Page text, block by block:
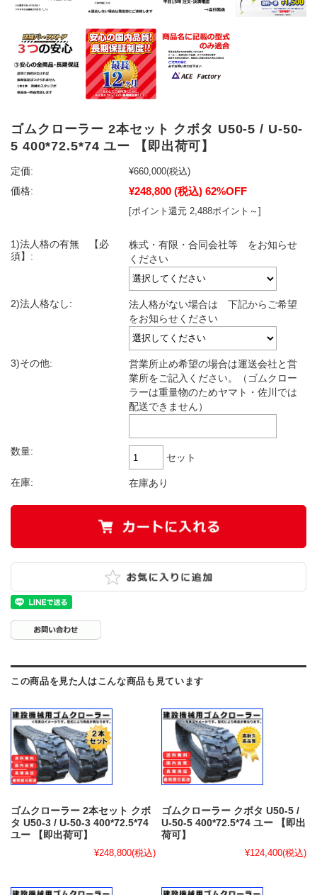
ゴムクローラー 2本セット クボタ U50-5 / U-50-
5 400*72.5*74 ユー 【即出荷可】
定価: ¥660,000(税込)
価格:
¥248,800 (税込) 62%OFF
[ポイント還元 2,488ポイント～]
1)法人格の有無 【必
須】:
株式・有限・合同会社等 をお知らせ
ください
2)法人格なし:
法人格がない場合は 下記からご希望
をお知らせください
3)その他:
営業所止め希望の場合は運送会社と営
業所をご記入ください。（ゴムクロー
ラーは重量物のためヤマト・佐川では
配送できません）
数量:
セット
在庫: 在庫あり
この商品を見た人はこんな商品も見ています
ゴムクローラー 2本セット クボ
タ U50-3 / U-50-3 400*72.5*74
ユー 【即出荷可】
¥248,800(税込)
ゴムクローラー クボタ U50-5 /
U-50-5 400*72.5*74 ユー 【即出
荷可】
¥124,400(税込)